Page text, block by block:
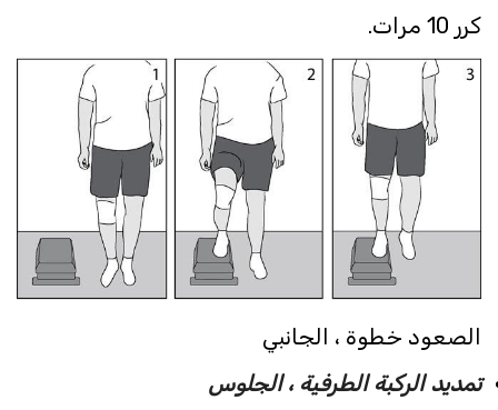
كرر 10 مرات.
الصعود خطوة ، الجانبي
تمديد الركبة الطرفية ، الجلوس